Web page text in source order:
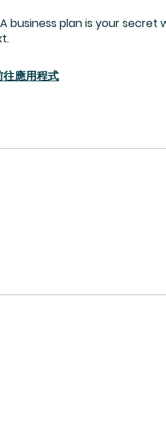
business plan is your secret
往應用程式